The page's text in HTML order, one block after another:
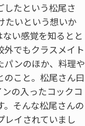
たという松尾さ
たいという想いか
い感覚を知るとと
でもクラスメイト
パンのほか、料理や
こと。松尾さん曰
の入ったコックコ
そんな松尾さんの
イされていまし